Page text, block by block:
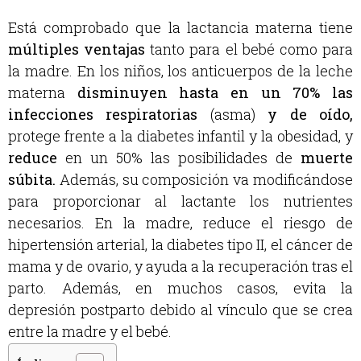
Está comprobado que la lactancia materna tiene
múltiples ventajas tanto para el bebé como para
la madre. En los niños, los anticuerpos de la leche
materna disminuyen hasta en un 70% las
infecciones respiratorias (asma) y de oído,
protege frente a la diabetes infantil y la obesidad, y
reduce en un 50% las posibilidades de muerte
súbita. Además, su composición va modificándose
para proporcionar al lactante los nutrientes
necesarios. En la madre, reduce el riesgo de
hipertensión arterial, la diabetes tipo II, el cáncer de
mama y de ovario, y ayuda a la recuperación tras el
parto. Además, en muchos casos, evita la
depresión postparto debido al vínculo que se crea
entre la madre y el bebé.